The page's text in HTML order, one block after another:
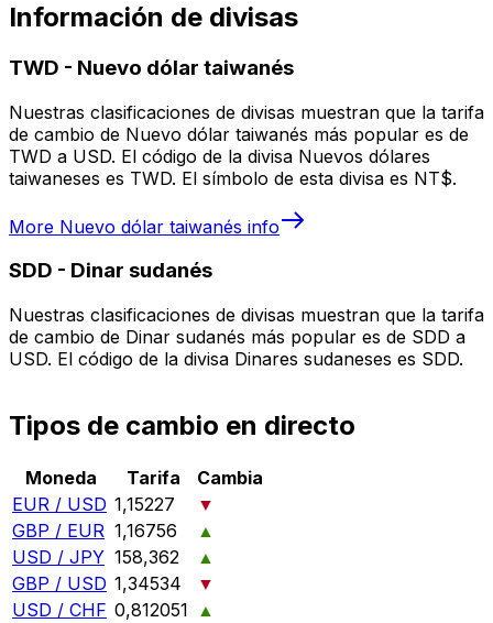
Información de divisas
TWD - Nuevo dólar taiwanés
Nuestras clasificaciones de divisas muestran que la tarifa
de cambio de Nuevo dólar taiwanés más popular es de
TWD a USD. El código de la divisa Nuevos dólares
taiwaneses es TWD. El símbolo de esta divisa es NT$.
More Nuevo dólar taiwanés info
SDD - Dinar sudanés
Nuestras clasificaciones de divisas muestran que la tarifa
de cambio de Dinar sudanés más popular es de SDD a
USD. El código de la divisa Dinares sudaneses es SDD.
Tipos de cambio en directo
Moneda Tarifa
Cambia
EUR / USD 1,15227
▼
GBP / EUR 1,16756
▲
USD / JPY 158,362
▲
GBP / USD 1,34534
▼
USD / CHF 0,812051
▲